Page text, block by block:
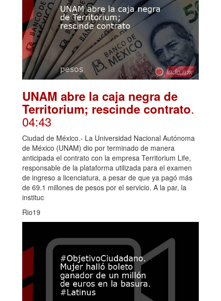
UNAM abre la caja negra de
Territorium; rescinde contrato.
04:43
Ciudad de México.- La Universidad Nacional Autónoma
de México (UNAM) dio por terminado de manera
anticipada el contrato con la empresa Territorium Life,
responsable de la plataforma utilizada para el examen
de ingreso a licenciatura, a pesar de que ya pagó más
de 69.1 millones de pesos por el servicio. A la par, la
instituc
Rio19